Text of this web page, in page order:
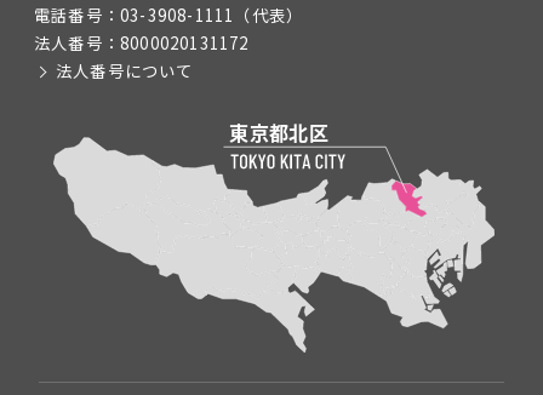
電話番号： 03-3908-1111 （代表）
法人番号： 8000020131172
法人番号について